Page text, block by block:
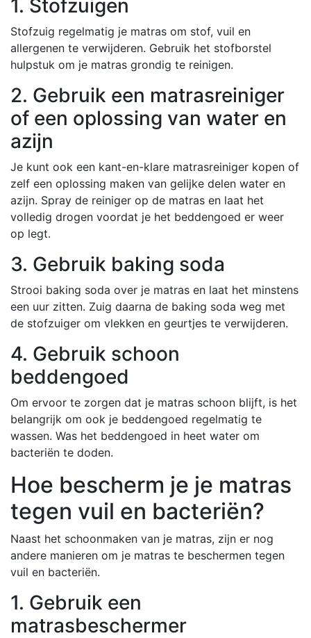
1. Stofzuigen
Stofzuig regelmatig je matras om stof, vuil en
allergenen te verwijderen. Gebruik het stofborstel
hulpstuk om je matras grondig te reinigen.
2. Gebruik een matrasreiniger
of een oplossing van water en
azijn
Je kunt ook een kant-en-klare matrasreiniger kopen of
zelf een oplossing maken van gelijke delen water en
azijn. Spray de reiniger op de matras en laat het
volledig drogen voordat je het beddengoed er weer
op legt.
3. Gebruik baking soda
Strooi baking soda over je matras en laat het minstens
een uur zitten. Zuig daarna de baking soda weg met
de stofzuiger om vlekken en geurtjes te verwijderen.
4. Gebruik schoon
beddengoed
Om ervoor te zorgen dat je matras schoon blijft, is het
belangrijk om ook je beddengoed regelmatig te
wassen. Was het beddengoed in heet water om
bacteriën te doden.
Hoe bescherm je je matras
tegen vuil en bacteriën?
Naast het schoonmaken van je matras, zijn er nog
andere manieren om je matras te beschermen tegen
vuil en bacteriën.
1. Gebruik een
matrasbeschermer